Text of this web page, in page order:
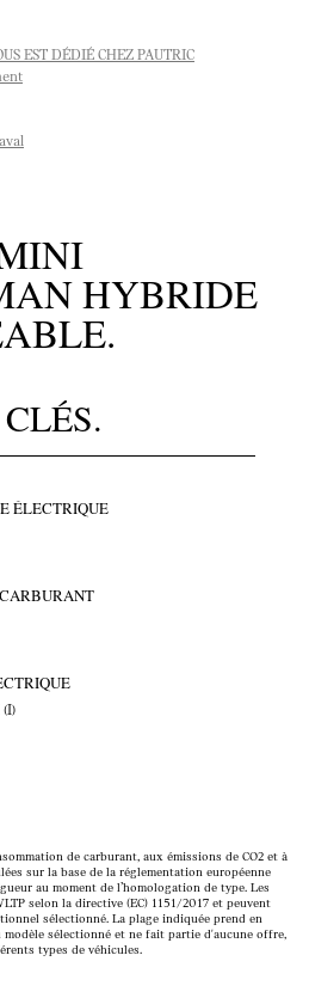
EST DÉDIÉ CHEZ PAUTRIC
HYBRIDE
ÉLECTRIQUE
(I)
de carburant, aux émissions de CO2 et à
sur la base de la réglementation européenne
au moment de l’homologation de type. Les
selon la directive (EC) 1151/2017 et peuvent
sélectionné. La plage indiquée prend en
sélectionné et ne fait partie d'aucune offre,
types de véhicules.